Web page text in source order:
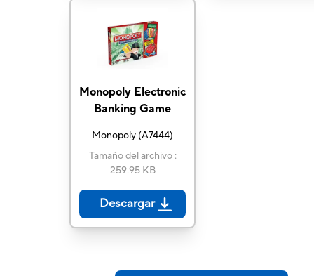
Monopoly Electronic
Banking Game
Monopoly (A7444)
Tamaño del archivo:
259.95 KB
Descargar